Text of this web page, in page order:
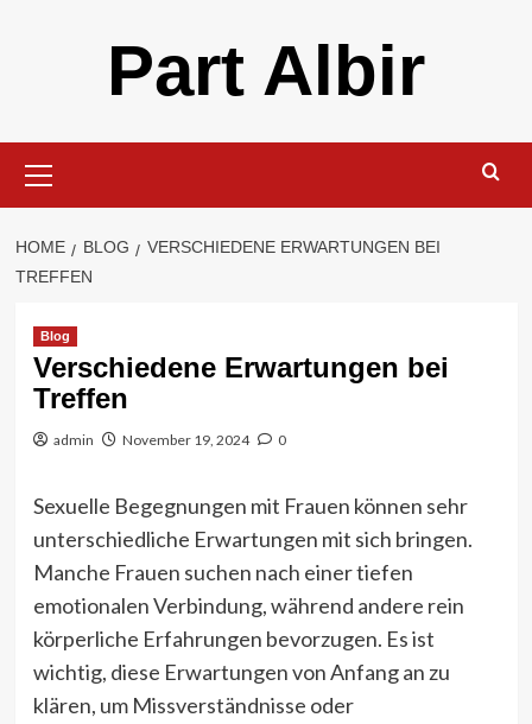
Part Albir
Menu
HOME BLOG
VERSCHIEDENE ERWARTUNGEN BEI
TREFFEN
Blog
Verschiedene Erwartungen bei
Treffen
admin November 19, 2024 0
Sexuelle Begegnungen mit Frauen können sehr
unterschiedliche Erwartungen mit sich bringen.
Manche Frauen suchen nach einer tiefen
emotionalen Verbindung, während andere rein
körperliche Erfahrungen bevorzugen. Es ist
wichtig, diese Erwartungen von Anfang an zu
klären, um Missverständnisse oder